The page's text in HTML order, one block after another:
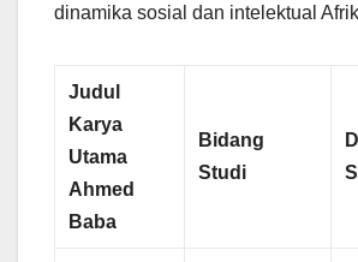
dinamika sosial dan intelektual
Judul
Karya
Utama
Ahmed
Baba
Bidang
Studi